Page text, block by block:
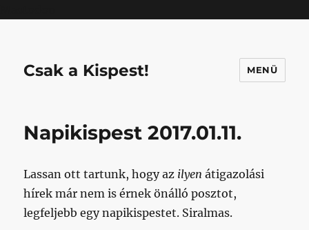
Csak a Kispest! MENÜ
Napikispest 2017.01.11.
Lassan ott tartunk, hogy az ilyenátigazolási
hírek már nem is érnek önálló posztot,
legfeljebb egy napikispestet. Siralmas.